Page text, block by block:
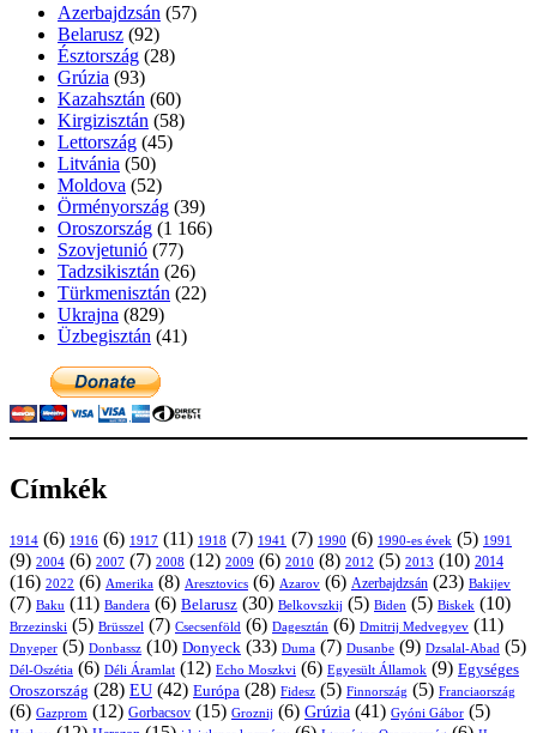
Azerbajdzsán (57)
Belarusz (92)
Észtország (28)
Grúzia (93)
Kazahsztán (60)
Kirgizisztán (58)
Lettország (45)
Litvánia (50)
Moldova (52)
Örményország (39)
Oroszország (1 166)
Szovjetunió (77)
Tadzsikisztán (26)
Türkmenisztán (22)
Ukrajna (829)
Üzbegisztán (41)
Címkék
1914 (6) 1916 (6) 1917 (11) 1918 (7) 1941 (7) 1990 (6) 1990-es évek (5) 1991
(9) 2004 (6) 2007 (7) 2008 (12) 2009 (6) 2010 (8) 2012 (5) 2013 (10) 2014
(16) 2022 (6) Amerika (8) Aresztovics (6) Azarov (6) Azerbajdzsán (23) Bakijev
(7) Baku (11) Bandera (6) Belarusz (30) Belkovszkij (5) Biden (5) Biskek (10)
Brzezinski (5) Brüsszel (7) Csecsenföld (6) Dagesztán (6) Dmitrij Medvegyev (11)
Dnyeper (5) Donbassz (10) Donyeck (33) Duma (7) Dusanbe (9) Dzsalal-Abad (5)
Dél-Oszétia (6) Déli Áramlat (12) Echo Moszkvi (6) Egyesült Államok (9) Egységes
Oroszország (28) EU (42) Európa (28) Fidesz (5) Finnország (5) Franciaország
(6) Gazprom (12) Gorbacsov (15) Groznij (6) Grúzia (41) Gyóni Gábor (5)